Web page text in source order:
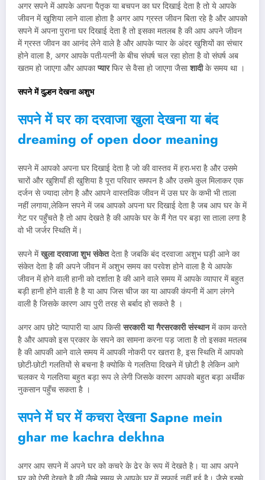
अगर सपने में आपके अपना पैतृक या बचपन का घर दिखाई देता है तो ये आपके
जीवन में खुशिया लाने वाला होता है अगर आप ग्रस्त जीवन बिता रहे है और आपको
सपने में अपना पुराना घर दिखाई देता है तो इसका मतलब है की आप अपने जीवन
में ग्रस्त जीवन का आनंद लेने वाले है और आपके प्यार के अंदर खुशियों का संचार
होने वाला है, अगर आपके पती-पत्नी के बीच संघर्ष चल रहा होता है वो संघर्ष अब
खतम हो जाएगा और आपकाप्यारफिर से वैसा हो जाएगा जैसाशादीके समय था ।
सपने में दुल्हन देखना अशुभ
सपने में घर का दरवाजा खुला देखना या बंद
dreaming of open door meaning
सपने में आपको अपना घर दिखाई देता है जो की वास्तव में हरा-भरा है और उसमे
चारों और खुशियाँ ही खुशिया है पूरा परिवार समपन है और उसमे कुल मिलाकर एक
दर्जन से ज्यादा लोग है और आपने वास्तविक जीवन में उस घर के कभी भी ताला
नहीं लगाया,लेकिन सपने में जब आपको अपना घर दिखाई देता है जब आप घर के में
गेट पर पहुँचते है तो आप देखते है की आपके घर के मैं गेत पर बड़ा सा ताला लगा है
वो भी जर्जर स्थिति में।
सपने मेंखुला दरवाजा शुभ संकेतदेता है जबकि बंद दरवाजा अशुभ घड़ी आने का
संकेत देता है की अपने जीवन में अशुभ समय का परवेश होने वाला है ये आपके
जीवन में होने वाली हानी को दर्शाता है की आने वाले समय में आपके व्यापार में बहुत
बड़ी हानी होंने वाली है है या आप जिस चीज का या आपकी कंपनी में आग लंगने
वाली है जिसके कारण आप पुरी तरह से बर्बाद हो सकते है ।
अगर आप छोटे प्यापारी या आप किसीसरकारी या गैरसरकारी संस्थानमें काम करते
है और आपको इस प्रकार के सपने का सामना करना पड़ जाता है तो इसका मतलब
है की आपकी आने वाले समय में आपकी नोकरी पर खतरा है, इस स्थिति में आपको
छोटी-छोटी गलतियों से बचना है क्योकि ये गलतिया दिखने में छोटी है लेकिन आगे
चलकर ये गलतिया बहुत बड़ा रूप ले लेगी जिसके कारण आपको बहुत बड़ा अर्थीक
नुकसान पहुँच सकता है ।
सपने में घर में कचरा देखना Sapne mein
ghar me kachra dekhna
अगर आप सपने में अपने घर को कचरे के ढेर के रूप में देखते है। या आप अपने